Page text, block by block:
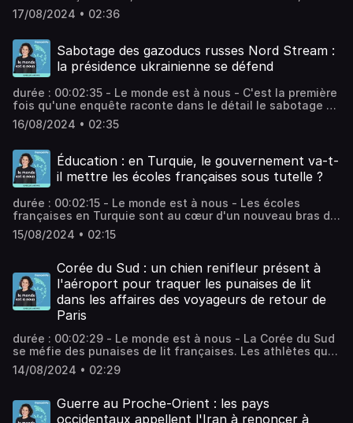
nouvelle capitale inaugurée samedi. Les associations et
la population alertent sur les risques environnementaux
les difficultés qui persistent à Jakarta. Vous aimez ce
podcast ? Pour écouter tous les autres épisodes sans
limite, rendez-vous sur Radio France.
17/08/2024 • 02:36
Sabotage des gazoducs russes Nord Stream :
la présidence ukrainienne se défend
durée : 00:02:35 - Le monde est à nous - C'est la première
fois qu'une enquête raconte dans le détail le sabotage en
2022 des gazoducs russes en mer Baltique. D'après le
quotidien américain, l'Ukraine en est responsable, mais
cause. Vous aimez ce podcast ? Pour écouter tous les
autres épisodes sans limite, rendez-vous sur Radio
France.
16/08/2024 • 02:35
Éducation : en Turquie, le gouvernement va-t-
il mettre les écoles françaises sous tutelle ?
durée : 00:02:15 - Le monde est à nous - Les écoles
françaises en Turquie sont au cœur d'un nouveau bras de
fer entre Paris et Ankara. Alors que la France refuse
d'autoriser des écoles turques sur son sol, la Turquie
écoles françaises. Vous aimez ce podcast ? Pour écouter
tous les autres épisodes sans limite, rendez-vous sur
Radio France.
15/08/2024 • 02:15
Corée du Sud : un chien renifleur présent à
l'aéroport pour traquer les punaises de lit
dans les affaires des voyageurs de retour de
Paris
durée : 00:02:29 - Le monde est à nous - La Corée du Sud
se méfie des punaises de lit françaises. Les athlètes qui
rentrent à Séoul après les JO ont droit à un traitement
spécial à l'aéroport : un chien renifleur vérifie qu'ils ne
Vous aimez ce podcast ? Pour écouter tous les autres
épisodes sans limite, rendez-vous sur Radio France.
14/08/2024 • 02:29
Guerre au Proche-Orient : les pays
occidentaux appellent l'Iran à renoncer à